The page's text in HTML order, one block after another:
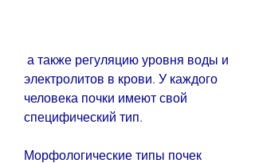
электролитов в крови. У каждого
человека почки имеют свой
специфический тип.
Морфологические типы почек